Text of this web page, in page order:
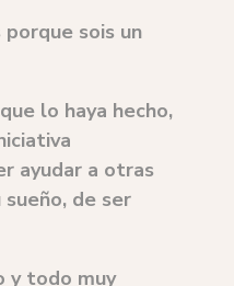
porque sois un
lo haya hecho,
ayudar a otras
de ser
y todo muy